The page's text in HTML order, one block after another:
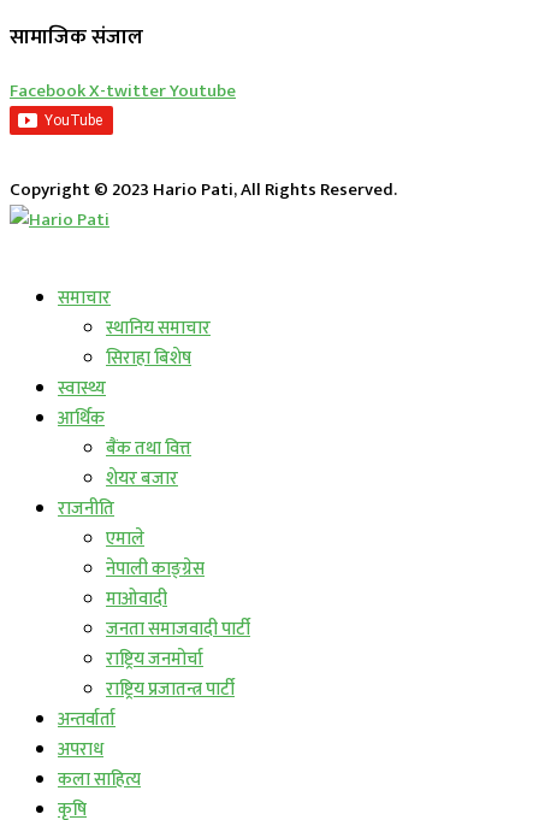
सामाजिक संजाल
FacebookX-twitterYoutube
Copyright © 2023 Hario Pati, All Rights Reserved.
समाचार
स्थानिय समाचार
सिराहा बिशेष
स्वास्थ्य
आर्थिक
बैंक तथा वित्त
शेयर बजार
राजनीति
एमाले
नेपाली काङ्ग्रेस
माओवादी
जनता समाजवादी पार्टी
राष्ट्रिय जनमोर्चा
राष्ट्रिय प्रजातन्त्र पार्टी
अन्तर्वार्ता
अपराध
कला साहित्य
कृषि